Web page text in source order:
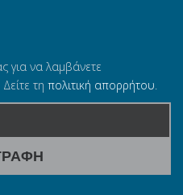
για να λαμβάνετε
τη πολιτική απορρήτου.